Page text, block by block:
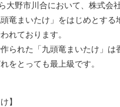
大野市川合において、株式会
竜まいたけ」をはじめとする
れております。
られた「九頭竜まいたけ」は
をとっても最上級です。
】